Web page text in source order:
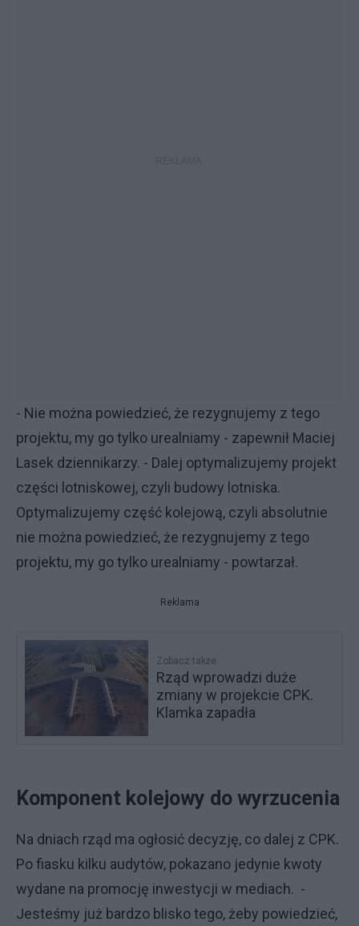
- Nie można powiedzieć, że rezygnujemy z tego
projektu, my go tylko urealniamy - zapewnił Maciej
Lasek dziennikarzy. - Dalej optymalizujemy projekt
części lotniskowej, czyli budowy lotniska.
Optymalizujemy część kolejową, czyli absolutnie
nie można powiedzieć, że rezygnujemy z tego
projektu, my go tylko urealniamy - powtarzał.
Reklama
Zobacz także
Rząd wprowadzi duże
zmiany w projekcie CPK.
Klamka zapadła
Komponent kolejowy do wyrzucenia
Na dniach rząd ma ogłosić decyzję, co dalej z CPK.
Po fiasku kilku audytów, pokazano jedynie kwoty
wydane na promocję inwestycji w mediach. -
Jesteśmy już bardzo blisko tego, żeby powiedzieć,